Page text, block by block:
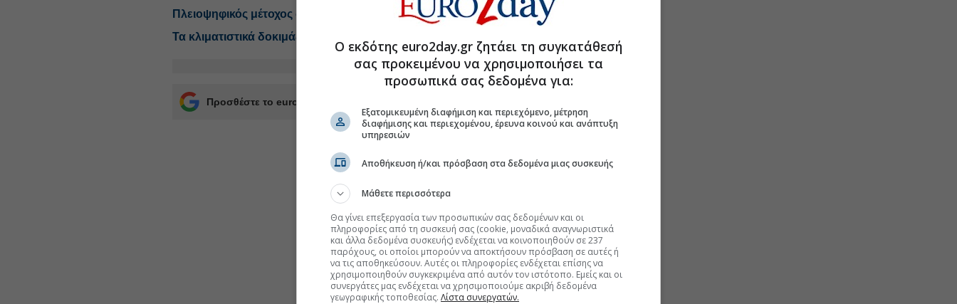
Πλειοψηφικός μέτοχος στο GSI το γαλλικό fund Meridiam
Τα κλιματιστικά δοκιμάζουν σήμερα τις αντοχές του ηλεκτρικού δικτύου
Προσθέστε το euro2day.gr στο Discover
Ο εκδότης euro2day.gr ζητάει τη συγκατάθεσή
σας προκειμένου να χρησιμοποιήσει τα
προσωπικά σας δεδομένα για:
Εξατομικευμένη διαφήμιση και περιεχόμενο, μέτρηση
διαφήμισης και περιεχομένου, έρευνα κοινού και ανάπτυξη
υπηρεσιών
Αποθήκευση ή/και πρόσβαση στα δεδομένα μιας συσκευής
Μάθετε περισσότερα
Θα γίνει επεξεργασία των προσωπικών σας δεδομένων και οι
πληροφορίες από τη συσκευή σας (cookie, μοναδικά αναγνωριστικά
και άλλα δεδομένα συσκευής) ενδέχεται να κοινοποιηθούν σε 237
παρόχους, οι οποίοι μπορούν να αποκτήσουν πρόσβαση σε αυτές ή
να τις αποθηκεύσουν. Αυτές οι πληροφορίες ενδέχεται επίσης να
χρησιμοποιηθούν συγκεκριμένα από αυτόν τον ιστότοπο. Εμείς και οι
συνεργάτες μας ενδέχεται να χρησιμοποιούμε ακριβή δεδομένα
γεωγραφικής τοποθεσίας. Λίστα συνεργατών.